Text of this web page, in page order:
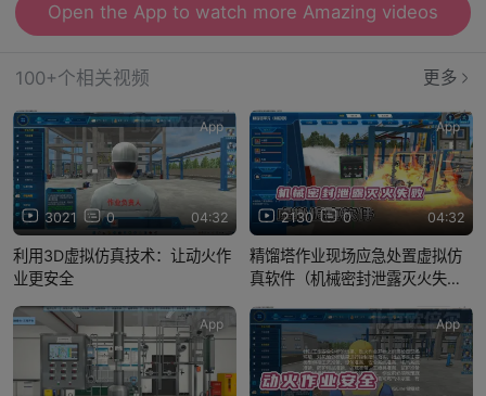
Open the App to watch more Amazing videos
100+个相关视频 更多
3021 0 04:32
App
利用3D虚拟仿真技术：让动火作
业更安全
2130 0 04:32
App
精馏塔作业现场应急处置虚拟仿
真软件（机械密封泄露灭火失
App App